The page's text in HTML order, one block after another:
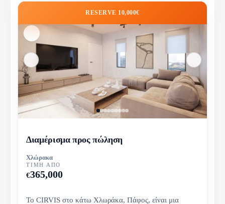
RESERVE 10,000€
Διαμέρισμα προς πώληση
Χλώρακα
ΤΙΜΉ ΑΠΌ
€365,000
Το CIRVIS στο κάτω Χλωράκα, Πάφος, είναι μια